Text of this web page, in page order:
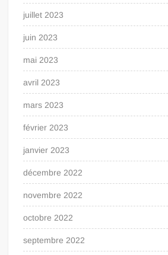
juillet 2023
juin 2023
mai 2023
avril 2023
mars 2023
février 2023
janvier 2023
décembre 2022
novembre 2022
octobre 2022
septembre 2022